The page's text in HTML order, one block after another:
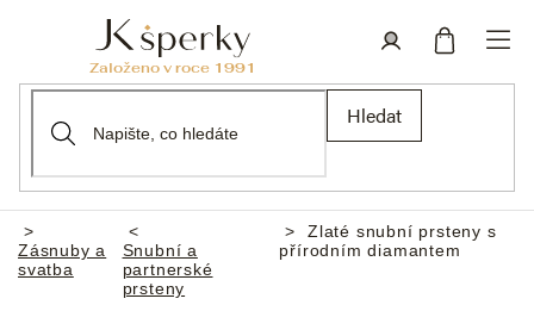
Hledat
Domů
Zásnuby a
svatba
Snubní a
partnerské
prsteny
Zlaté snubní prsteny s
přírodním diamantem